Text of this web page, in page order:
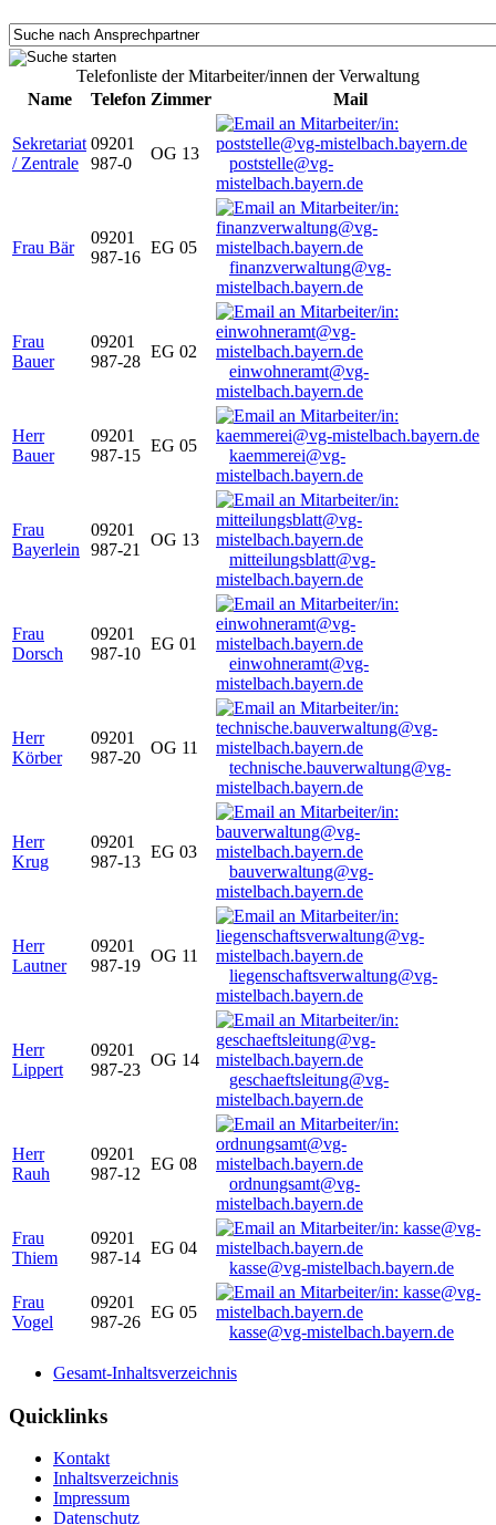
Telefonliste der Mitarbeiter/innen der Verwaltung
Name
Telefon Zimmer Mail
Sekretariat
/ Zentrale
09201
987-0
OG 13
poststelle@vg-
mistelbach.bayern.de
Frau Bär
09201
987-16
EG 05
finanzverwaltung@vg-
mistelbach.bayern.de
Frau
Bauer
09201
987-28
EG 02
einwohneramt@vg-
mistelbach.bayern.de
Herr
Bauer
09201
987-15
EG 05
kaemmerei@vg-
mistelbach.bayern.de
Frau
Bayerlein
09201
987-21
OG 13
mitteilungsblatt@vg-
mistelbach.bayern.de
Frau
Dorsch
09201
987-10
EG 01
einwohneramt@vg-
mistelbach.bayern.de
Herr
Körber
09201
987-20
OG 11
technische.bauverwaltung@vg-
mistelbach.bayern.de
Herr
Krug
09201
987-13
EG 03
bauverwaltung@vg-
mistelbach.bayern.de
Herr
Lautner
09201
987-19
OG 11
liegenschaftsverwaltung@vg-
mistelbach.bayern.de
Herr
Lippert
09201
987-23
OG 14
geschaeftsleitung@vg-
mistelbach.bayern.de
Herr
Rauh
09201
987-12
EG 08
ordnungsamt@vg-
mistelbach.bayern.de
Frau
Thiem
09201
987-14
EG 04
kasse@vg-mistelbach.bayern.de
Frau
Vogel
09201
987-26
EG 05
kasse@vg-mistelbach.bayern.de
Gesamt-Inhaltsverzeichnis
Quicklinks
Kontakt
Inhaltsverzeichnis
Impressum
Datenschutz